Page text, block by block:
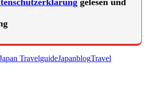
gelesen und
TravelguideJapanblogTravel